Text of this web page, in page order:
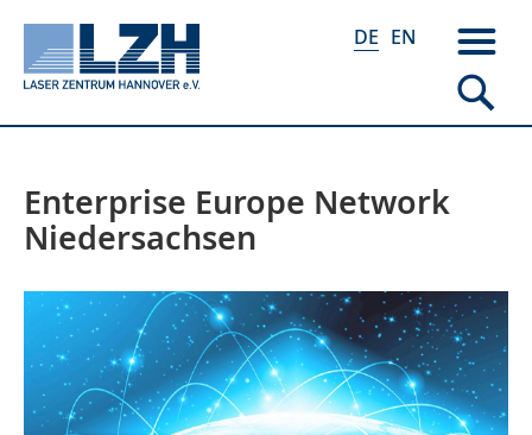
Direkt
zum
Inhalt
DE EN
Enterprise Europe Network
Niedersachsen